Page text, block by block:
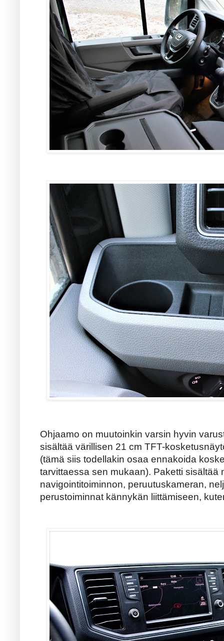
Ohjaamo on muutoinkin varsin hyvin
sisältää värillisen 21 cm TFT-
(tämä siis todellakin osaa ennakoida
tarvittaessa sen mukaan). Paketti sisältää
navigointitoiminnon, peruutuskameran,
perustoiminnat kännykän liittämiseen,